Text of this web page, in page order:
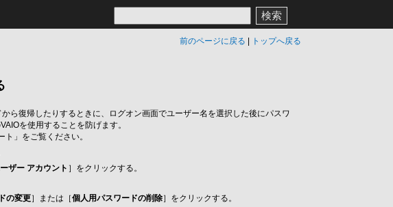
検索
前のページに戻る トップへ戻る
ら復帰したりするときに、ログオン画面でユーザー名を選択した後にパスワ
を使用することを防げます。
」をご覧ください。
ザー アカウント ］をクリックする。
の変更］または［個人用パスワードの削除］をクリックする。